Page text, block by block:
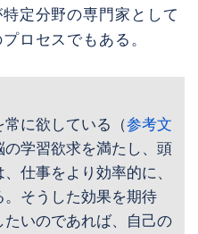
定分野の専門家として
ロセスでもある。
に欲している（参考文
の学習欲求を満たし、頭
仕事をより効率的に、
そうした効果を期待
いのであれば、自己の